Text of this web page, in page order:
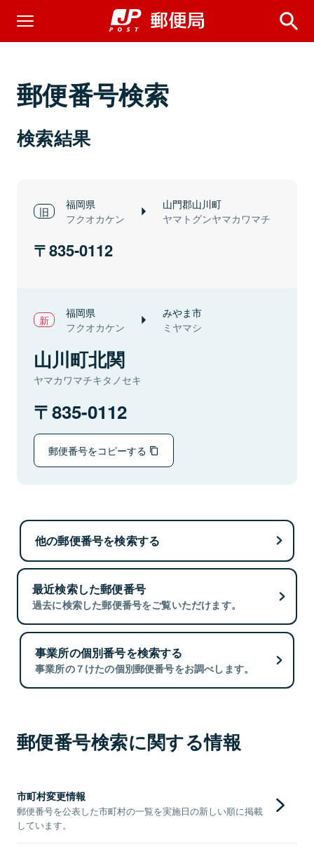
郵便番号検索
検索結果
福岡県
フクオカケン
山門郡山川町
ヤマトグンヤマカワマチ
835-0112
福岡県
フクオカケン
みやま市
ミヤマシ
山川町北関
ヤマカワマチキタノセキ
835-0112
郵便番号をコピーする
他の郵便番号を検索する
最近検索した郵便番号
過去に検索した郵便番号をご覧いただけます。
事業所の個別番号を検索する
事業所の７けたの個別郵便番号をお調べします。
郵便番号検索に関する情報
市町村変更情報
郵便番号を公表した市町村の一覧を実施日の新しい順に掲載
しています。